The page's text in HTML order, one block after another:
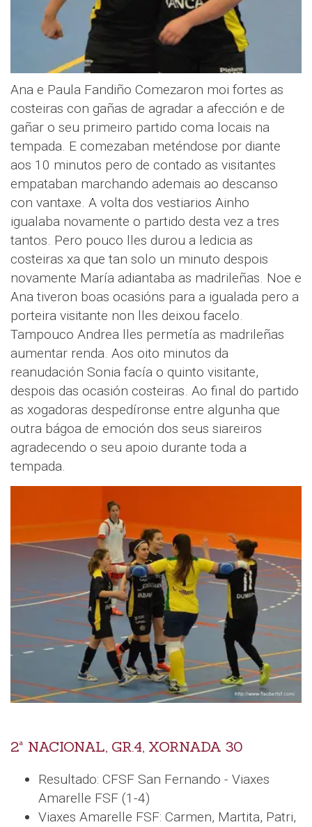
Ana e Paula Fandiño Comezaron moi fortes as
costeiras con gañas de agradar a afección e de
gañar o seu primeiro partido coma locais na
tempada. E comezaban meténdose por diante
aos 10 minutos pero de contado as visitantes
empataban marchando ademais ao descanso
con vantaxe. A volta dos vestiarios Ainho
igualaba novamente o partido desta vez a tres
tantos. Pero pouco lles durou a ledicia as
costeiras xa que tan solo un minuto despois
novamente María adiantaba as madrileñas. Noe e
Ana tiveron boas ocasións para a igualada pero a
porteira visitante non lles deixou facelo.
Tampouco Andrea lles permetía as madrileñas
aumentar renda. Aos oito minutos da
reanudación Sonia facía o quinto visitante,
despois das ocasión costeiras. Ao final do partido
as xogadoras despedíronse entre algunha que
outra bágoa de emoción dos seus siareiros
agradecendo o seu apoio durante toda a
tempada.
2ª NACIONAL, GR.4, XORNADA 30
Resultado: CFSF San Fernando - Viaxes
Amarelle FSF (1-4)
Viaxes Amarelle FSF: Carmen, Martita, Patri,